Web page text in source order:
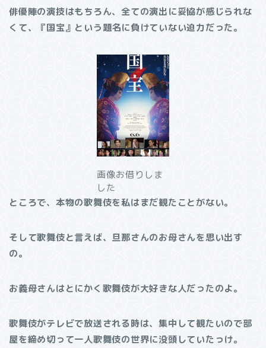
俳優陣の演技はもちろん、全ての演出に妥協が感じられな
くて、『国宝』という題名に負けていない迫力だった。
画像お借りしま
した
ところで、本物の歌舞伎を私はまだ観たことがない。
そして歌舞伎と言えば、旦那さんのお母さんを思い出す
の。
お義母さんはとにかく歌舞伎が大好きな人だったのよ。
歌舞伎がテレビで放送される時は、集中して観たいので部
屋を締め切って一人歌舞伎の世界に没頭していたっけ。